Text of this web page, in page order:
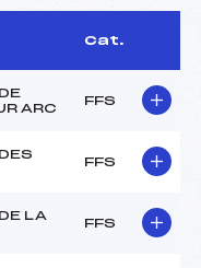
Cat.
ARC
FFS
FFS
LA
FFS